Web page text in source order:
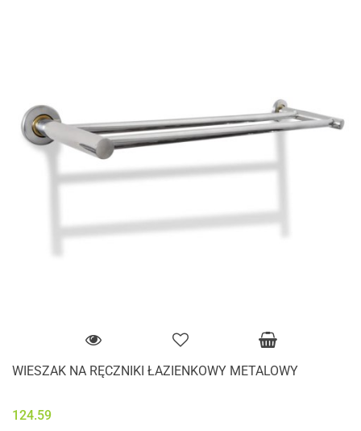
WIESZAK NA RĘCZNIKI ŁAZIENKOWY METALOWY
124.59